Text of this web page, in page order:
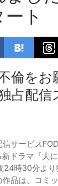
ト
倫をお
占配信
サービス
ドラマ『夫
24時30分より
品は、コミ